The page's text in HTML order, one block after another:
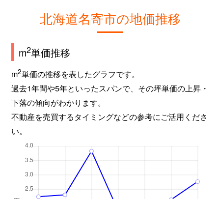
北海道名寄市の地価推移
m2単価推移
m2単価の推移を表したグラフです。
過去1年間や5年といったスパンで、その坪単価の上昇・
下落の傾向がわかります。
不動産を売買するタイミングなどの参考にご活用くださ
い。